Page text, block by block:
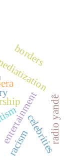
entertainmentcelebritiesradio yandê
borders
racism